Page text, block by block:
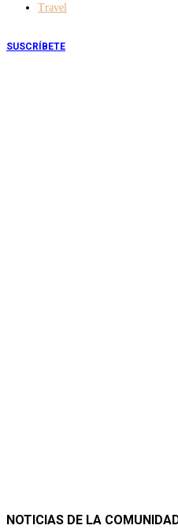
Travel
SUSCRÍBETE
NOTICIAS DE LA